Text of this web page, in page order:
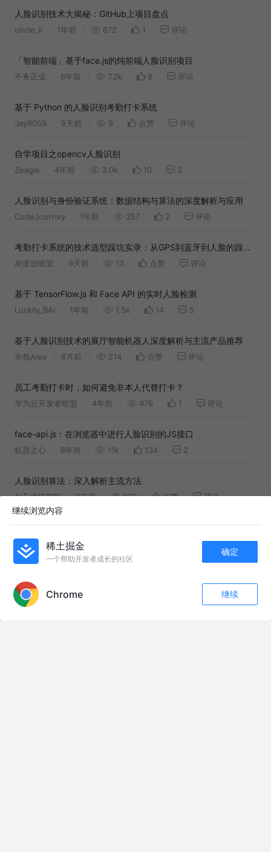
35
人脸识别技术大揭秘：GitHub上项目盘点
uncle_ll 1年前 672 1 评论
「智能前端」基于face.js的纯前端人脸识别项目
不务正业 6年前 7.2k 8 评论
基于 Python 的人脸识别考勤打卡系统
Jay8059 9天前 9 点赞 评论
自学项目之opencv人脸识别
Zeagle 4年前 3.0k 10 3
人脸识别与身份验证系统：数据结构与算法的深度解析与应用
CodeJourney 1年前 357 2 评论
考勤打卡系统的技术选型踩坑实录：从GPS到蓝牙到人脸的踩雷
之路
灰度放映室 9天前 13 点赞 评论
基于 TensorFlow.js 和 Face API 的实时人脸检测
Luckily_BAI 1年前 1.5k 14 5
基于人脸识别技术的展厅智能机器人深度解析与主流产品推荐
全栈Alex 6月前 214 点赞 评论
员工考勤打卡时，如何避免非本人代替打卡？
华为云开发者联盟 4年前 476 1 评论
face-api.js：在浏览器中进行人脸识别的JS接口
机器之心 8年前 11k 134 2
人脸识别算法：深入解析主流方法
AI天才研究院 2年前 266 点赞 评论
吴琛：智慧工地——履约考勤系统的应用实践
腾讯云开发者 8年前 评论
夜还不够黑丶 7年前
继续浏览内容
稀土掘金
一个帮助开发者成长的社区
确定
Chrome 继续